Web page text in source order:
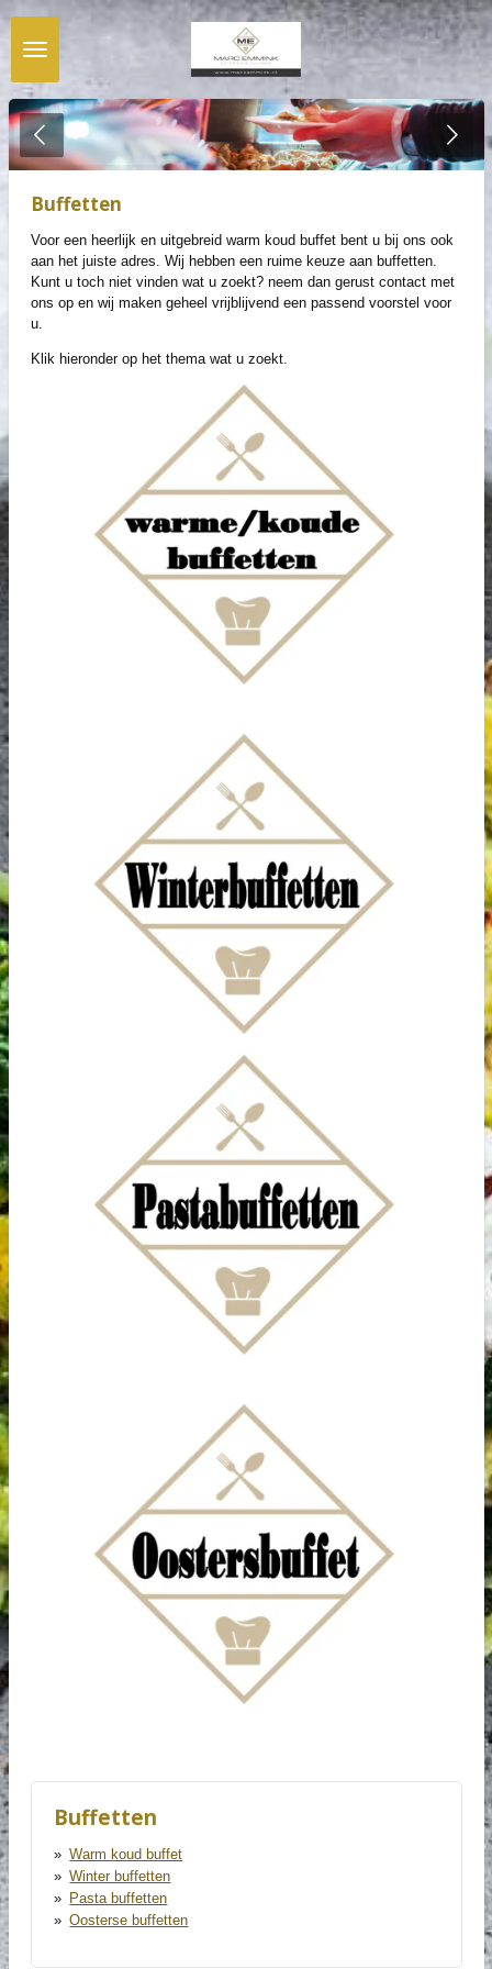
Ga
direct
naar
de
hoofdinhoud
Buffetten
Voor een heerlijk en uitgebreid warm koud buffet bent u bij ons ook
aan het juiste adres. Wij hebben een ruime keuze aan buffetten.
Kunt u toch niet vinden wat u zoekt? neem dan gerust contact met
ons op en wij maken geheel vrijblijvend een passend voorstel voor
u.
Klik hieronder op het thema wat u zoekt.
Buffetten
Warm koud buffet
Winter buffetten
Pasta buffetten
Oosterse buffetten